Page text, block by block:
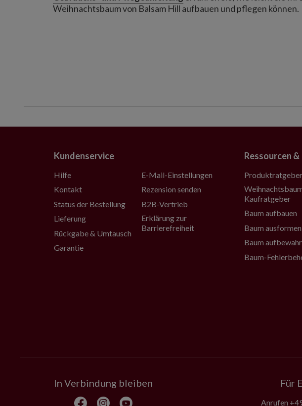
Weihnachtsbaum von Balsam Hill aufbauen und pflegen können.
Kundenservice
Hilfe
Kontakt
Status der Bestellung
Lieferung
Rückgabe & Umtausch
Garantie
E-Mail-Einstellungen
Rezension senden
B2B-Vertrieb
Erklärung zur
Barrierefreiheit
Ressourcen &
Produktratgeber
Kaufratgeber
Baum aufbauen
Baum ausformen
Baum
Baum-
In Verbindung bleiben Für
Anrufen